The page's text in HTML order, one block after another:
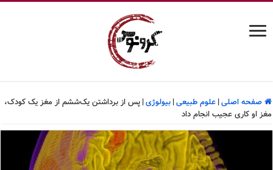
صفحه اصلی| علوم طبیعی| بیولوژی| پس از برداشتن یک‌ششم از مغز یک کودک،
مغز او کاری عجیب انجام داد